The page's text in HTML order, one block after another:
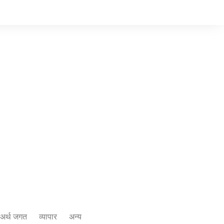
अर्थ जगत व्यापार अन्य